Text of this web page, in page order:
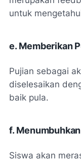
untuk
e. Memberikan
Pujian sebagai
diselesaikan
baik pula.
f.
Siswa akan